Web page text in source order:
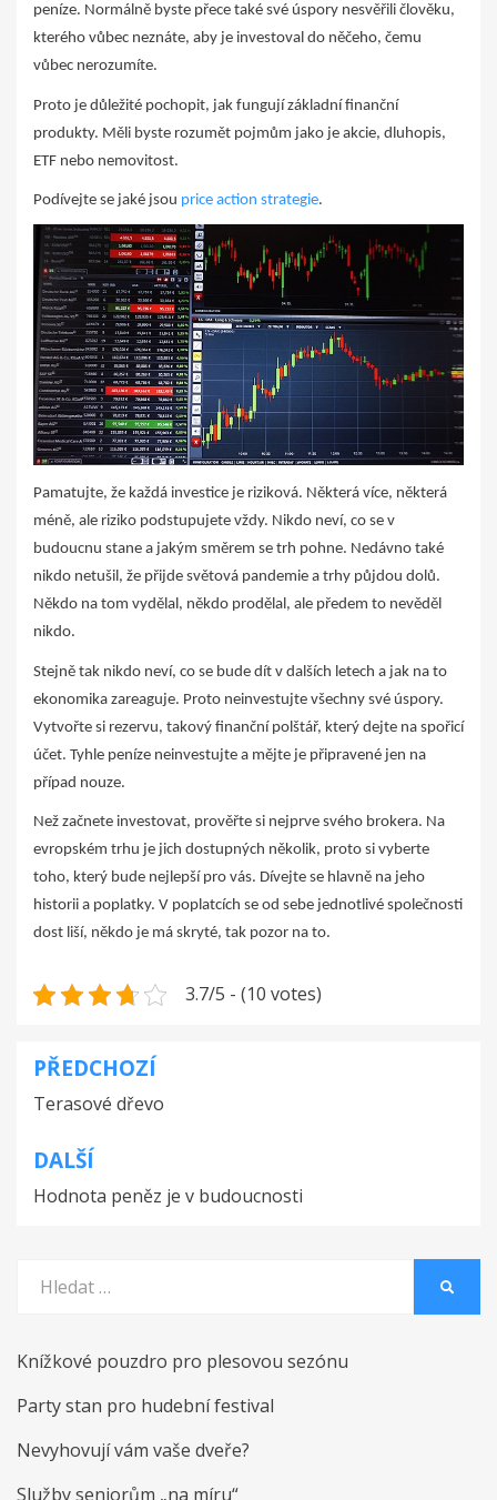
peníze. Normálně byste přece také své úspory nesvěřili člověku,
kterého vůbec neznáte, aby je investoval do něčeho, čemu
vůbec nerozumíte.
Proto je důležité pochopit, jak fungují základní finanční
produkty. Měli byste rozumět pojmům jako je akcie, dluhopis,
ETF nebo nemovitost.
Podívejte se jaké jsou price action strategie.
Pamatujte, že každá investice je riziková. Některá více, některá
méně, ale riziko podstupujete vždy. Nikdo neví, co se v
budoucnu stane a jakým směrem se trh pohne. Nedávno také
nikdo netušil, že přijde světová pandemie a trhy půjdou dolů.
Někdo na tom vydělal, někdo prodělal, ale předem to nevěděl
nikdo.
Stejně tak nikdo neví, co se bude dít v dalších letech a jak na to
ekonomika zareaguje. Proto neinvestujte všechny své úspory.
Vytvořte si rezervu, takový finanční polštář, který dejte na spořicí
účet. Tyhle peníze neinvestujte a mějte je připravené jen na
případ nouze.
Než začnete investovat, prověřte si nejprve svého brokera. Na
evropském trhu je jich dostupných několik, proto si vyberte
toho, který bude nejlepší pro vás. Dívejte se hlavně na jeho
historii a poplatky. V poplatcích se od sebe jednotlivé společnosti
dost liší, někdo je má skryté, tak pozor na to.
3.7/5 - (10 votes)
Navigace
pro
příspěvek
PŘEDCHOZÍ
Terasové dřevo
DALŠÍ
Hodnota peněz je v budoucnosti
Knížkové pouzdro pro plesovou sezónu
Party stan pro hudební festival
Nevyhovují vám vaše dveře?
Služby seniorům „na míru“